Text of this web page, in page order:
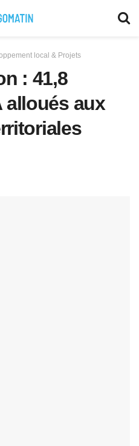
local & Projets
: 41,8
alloués aux